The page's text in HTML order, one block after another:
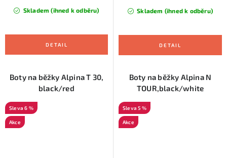
Skladem (ihned k odběru) Skladem (ihned k odběru)
Boty na běžky Alpina T 30,
black/red
6 %
Akce
Boty na běžky Alpina N
TOUR,black/white
5 %
Akce